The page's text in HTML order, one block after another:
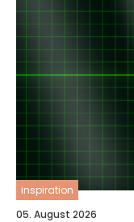
inspiration
05. August 2026